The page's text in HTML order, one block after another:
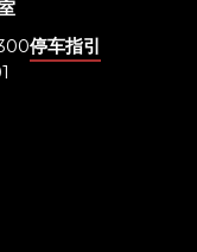
停车指引